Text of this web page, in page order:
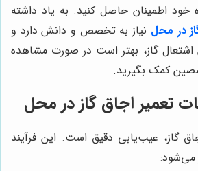
اطمینان حاصل کنید. به یاد داشته
در محل نیاز به تخصص و دانش دارد و
گاز، بهتر است در صورت مشاهده
کمک بگیرید.
تعمیر اجاق گاز در محل
گاز، عیب‌یابی دقیق است. این فرآیند
می‌شود: